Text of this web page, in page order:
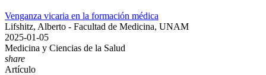
Venganza vicaria en la formación médica
Lifshitz, Alberto - Facultad de Medicina, UNAM
2025-01-05
Medicina y Ciencias de la Salud
share
Artículo